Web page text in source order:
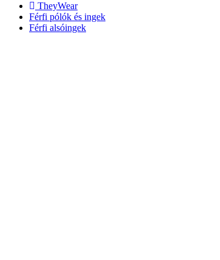
TheyWear
Férfi pólók és ingek
Férfi alsóingek